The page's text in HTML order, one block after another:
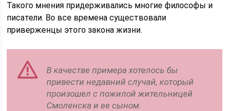
Такого мнения придерживались многие философы и
писатели. Во все времена существовали
приверженцы этого закона жизни.
В качестве примера хотелось бы
привести недавний случай, который
произошел с пожилой жительницей
Смоленска и ее сыном.